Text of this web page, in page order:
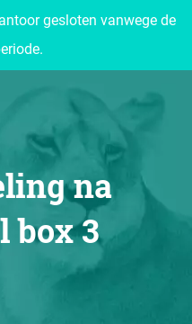
gesloten vanwege de
na
box 3